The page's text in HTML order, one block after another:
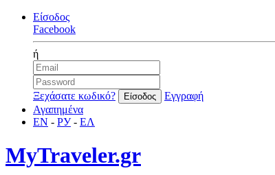
Είσοδος
Facebook
ή
Ξεχάσατε κωδικό?
Εγγραφή
Αγαπημένα
EN - РУ- ΕΛ
MyTraveler.gr